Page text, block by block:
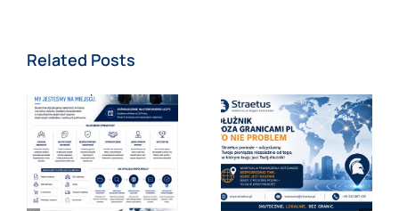
Related Posts